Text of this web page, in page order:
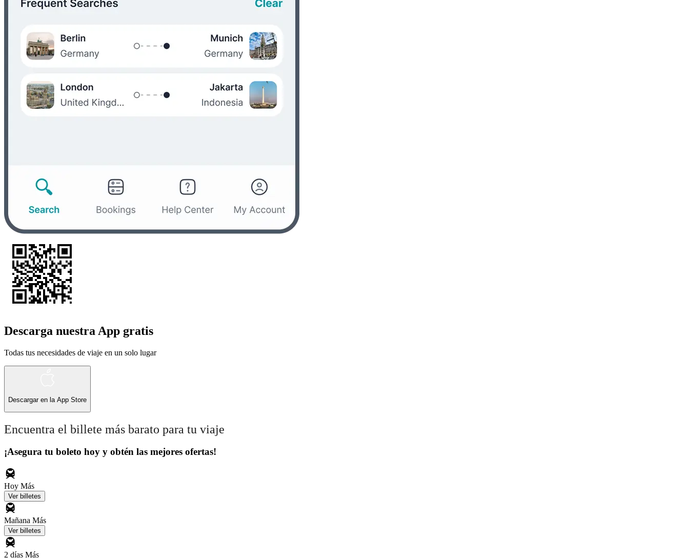
Descarga nuestra App gratis
Todas tus necesidades de viaje en un solo lugar
Descargar en la App Store
Encuentra el billete más barato para tu viaje
¡Asegura tu boleto hoy y obtén las mejores ofertas!
Hoy Más
Ver billetes
Mañana Más
Ver billetes
2 días Más